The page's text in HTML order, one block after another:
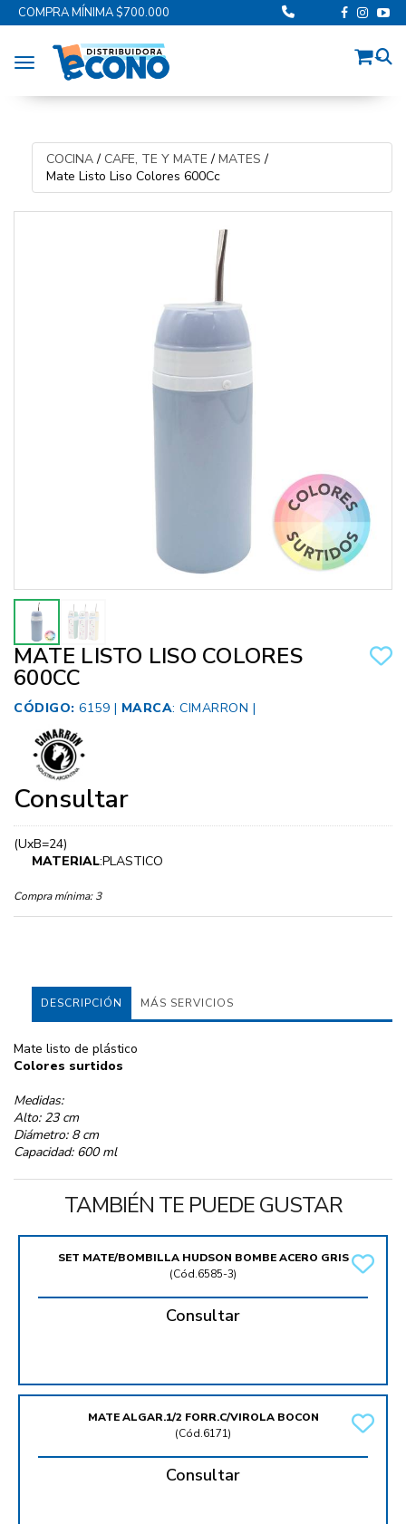
COMPRA MÍNIMA $700.000
Toggle navigation
COCINA/ CAFE, TE Y MATE / MATES /
Mate Listo Liso Colores 600Cc
MATE LISTO LISO COLORES
600CC
CÓDIGO: 6159 | MARCA: CIMARRON |
Consultar
(UxB=24)
MATERIAL:PLASTICO
Compra mínima: 3
DESCRIPCIÓN MÁS SERVICIOS
Mate listo de plástico
Colores surtidos
Medidas:
Alto: 23 cm
Diámetro: 8 cm
Capacidad: 600 ml
TAMBIÉN TE PUEDE GUSTAR
SET MATE/BOMBILLA HUDSON BOMBE ACERO GRIS
(Cód.6585-3)
Consultar
MATE ALGAR.1/2 FORR.C/VIROLA BOCON
(Cód.6171)
Consultar